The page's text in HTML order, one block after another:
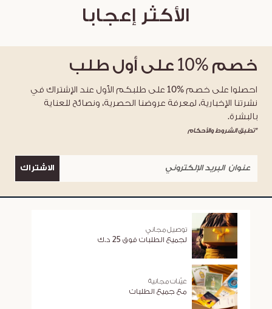
الأكثر إعجابا
خصم %10 على أول طلب
احصلوا على خصم %10 على طلبكم الأول عند الإشتراك في
نشرتنا الإخبارية، لمعرفة عروضنا الحصرية، ونصائح للعناية
بالبشرة.
*تطبق الشروط والأحكام
الاشتراك
توصيل مجاني
لجميع الطلبات فوق 25 د.ك
عيّنات مجانية
مع جميع الطلبات